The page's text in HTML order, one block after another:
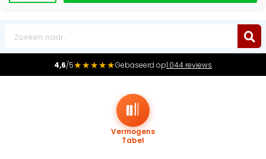
4,6/5★★★★★Gebaseerd op1.044 reviews
Vermogens
Tabel